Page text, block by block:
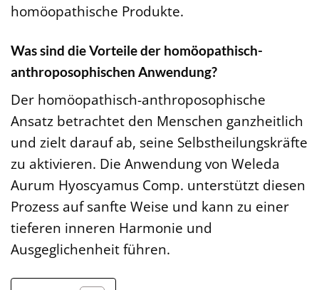
homöopathische Produkte.
Was sind die Vorteile der homöopathisch-
anthroposophischen Anwendung?
Der homöopathisch-anthroposophische
Ansatz betrachtet den Menschen ganzheitlich
und zielt darauf ab, seine Selbstheilungskräfte
zu aktivieren. Die Anwendung von Weleda
Aurum Hyoscyamus Comp. unterstützt diesen
Prozess auf sanfte Weise und kann zu einer
tieferen inneren Harmonie und
Ausgeglichenheit führen.